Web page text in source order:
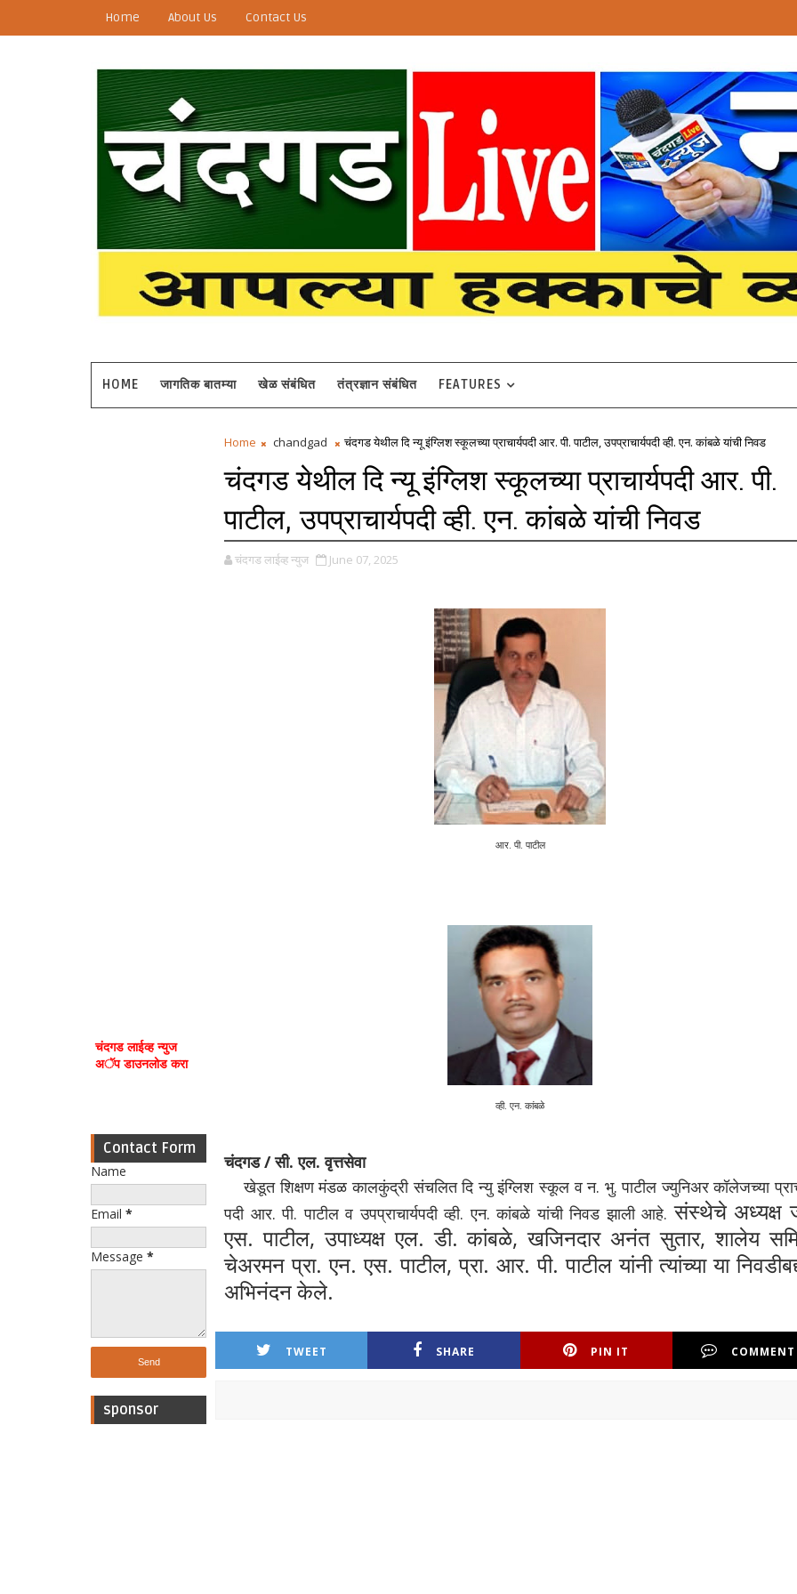
Home About Us Contact Us
HOME जागतिक बातम्या खेळ संबंधित तंत्रज्ञान संबंधित FEATURES
चंदगड लाईव्ह न्युज
अॅप डाउनलोड करा
Contact Form
Name
Email *
Message *
sponsor
Home chandgad चंदगड येथील दि न्यू इंग्लिश स्कूलच्या प्राचार्यपदी आर. पी. पाटील, उपप्राचार्यपदी व्ही. एन. कांबळे यांची निवड
चंदगड येथील दि न्यू इंग्लिश स्कूलच्या प्राचार्यपदी आर. पी.
पाटील, उपप्राचार्यपदी व्ही. एन. कांबळे यांची निवड
चंदगड लाईव्ह न्युज June 07, 2025
आर. पी. पाटील
व्ही. एन. कांबळे
चंदगड / सी. एल. वृत्तसेवा
खेडूत शिक्षण मंडळ कालकुंद्री संचलित दि न्यु इंग्लिश स्कूल व न. भु. पाटील ज्युनिअर कॉलेजच्या
पदी आर. पी. पाटील व उपप्राचार्यपदी व्ही. एन. कांबळे यांची निवड झाली आहे.संस्थेचे अध्यक्ष
एस. पाटील, उपाध्यक्ष एल. डी. कांबळे, खजिनदार अनंत सुतार, शालेय
चेअरमन प्रा. एन. एस. पाटील, प्रा. आर. पी. पाटील यांनी त्यांच्या या
अभिनंदन केले.
TWEET SHARE PIN IT COMMENT